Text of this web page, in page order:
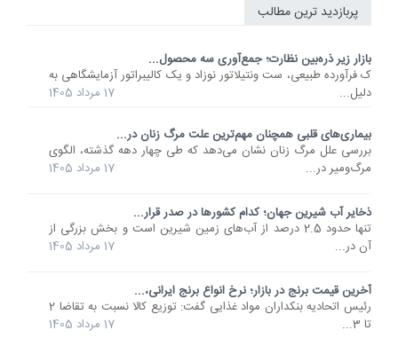
پربازدید ترین مطالب
بازار زیر ذره‌بین نظارت؛ جمع‌آوری سه محصول...
ک فرآورده طبیعی، ست ونتیلاتور نوزاد و یک کالیبراتور آزمایشگاهی به
دلیل...
17 مرداد 1405
بیماری‌های قلبی همچنان مهم‌ترین علت مرگ زنان در...
بررسی علل مرگ زنان نشان می‌دهد که طی چهار دهه گذشته، الگوی
مرگ‌ومیر در...
17 مرداد 1405
ذخایر آب شیرین جهان؛ کدام کشورها در صدر قرار...
تنها حدود 2.5 درصد از آب‌های زمین شیرین است و بخش بزرگی از
آن در...
17 مرداد 1405
آخرین قیمت برنج در بازار؛ نرخ انواع برنج ایرانی،...
رئیس اتحادیه بنکداران مواد غذایی گفت: توزیع کالا نسبت به تقاضا 2
تا 3...
17 مرداد 1405